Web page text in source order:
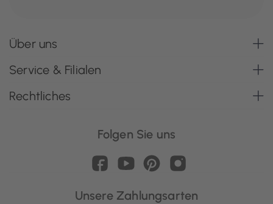
Über uns
Service & Filialen
Rechtliches
Folgen Sie uns
Unsere Zahlungsarten